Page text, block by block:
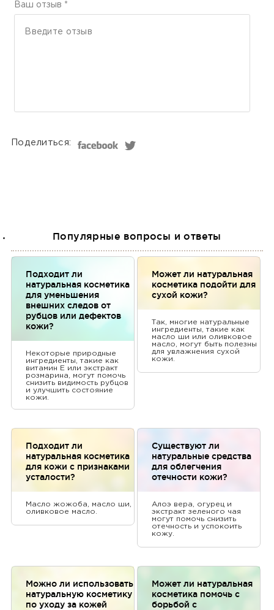
Ваш отзыв *
Поделиться:
Популярные вопросы и ответы
Подходит ли
натуральная косметика
для уменьшения
внешних следов от
рубцов или дефектов
кожи?
Некоторые природные
ингредиенты, такие как
витамин Е или экстракт
розмарина, могут помочь
снизить видимость рубцов
и улучшить состояние
кожи.
Может ли натуральная
косметика подойти для
сухой кожи?
Так, многие натуральные
ингредиенты, такие как
масло ши или оливковое
масло, могут быть полезны
для увлажнения сухой
кожи.
Подходит ли
натуральная косметика
для кожи с признаками
усталости?
Масло жожоба, масло ши,
оливковое масло.
Существуют ли
натуральные средства
для облегчения
отечности кожи?
Алоэ вера, огурец и
экстракт зеленого чая
могут помочь снизить
отечность и успокоить
кожу.
Можно ли использовать
натуральную косметику
по уходу за кожей
Может ли натуральная
косметика помочь с
борьбой с